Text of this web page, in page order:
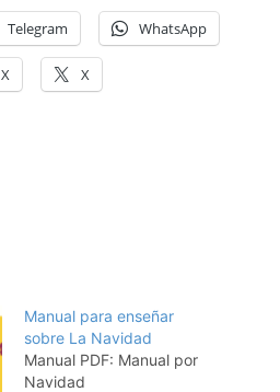
Telegram WhatsApp
X X
Manual para enseñar
sobre La Navidad
Manual PDF: Manual por
Navidad